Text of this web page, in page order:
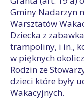
Gminy Nadarzyn
Warsztatów
Dziecka z
trampoliny, i in.,
w pięknych
Rodzin ze
dzieci które były
Wakacyjnych.